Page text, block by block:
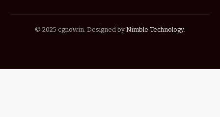
© 2025 cgnow.in. Designed by Nimble Technology.